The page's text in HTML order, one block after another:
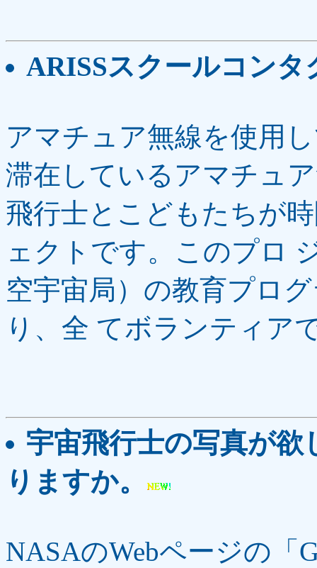
ARISSスクールコン
アマチュア無線を使用
滞在しているアマチュ
飛行士とこどもたちが
ェクトです。このプロ
空宇宙局）の教育プロ
り、全 てボランティア
宇宙飛行士の写真が
りますか。
NASAのWebページの「